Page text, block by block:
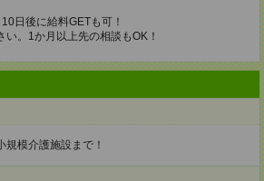
日後に給料GETも可！
。1か月以上先の相談もOK！
規模介護施設まで！